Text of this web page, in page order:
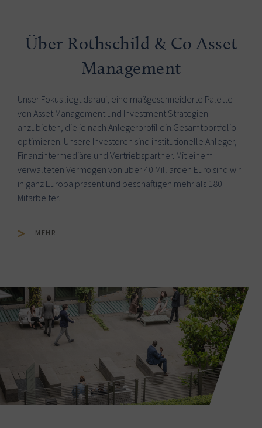
Über Rothschild & Co Asset
Management
Unser Fokus liegt darauf, eine maßgeschneiderte Palette
von Asset Management und Investment Strategien
anzubieten, die je nach Anlegerprofil ein Gesamtportfolio
optimieren. Unsere Investoren sind institutionelle Anleger,
Finanzintermediäre und Vertriebspartner. Mit einem
verwalteten Vermögen von über 40 Milliarden Euro sind wir
in ganz Europa präsent und beschäftigen mehr als 180
Mitarbeiter.
MEHR